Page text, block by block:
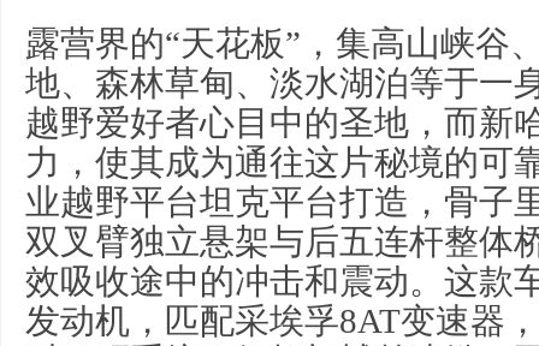
露营界的“天花板”，集高山峡谷
地、森林草甸、淡水湖泊等于一
越野爱好者心目中的圣地，而新
力，使其成为通往这片秘境的可
业越野平台坦克平台打造，骨子
双叉臂独立悬架与后五连杆整体
效吸收途中的冲击和震动。这款
发动机，匹配采埃孚8AT变速器